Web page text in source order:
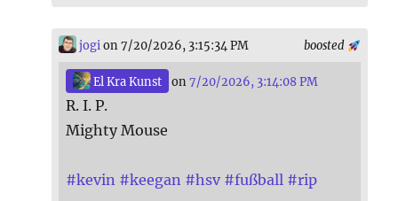
boosted
jogion 7/20/2026, 3:15:34 PM
El Kra Kunst on7/20/2026, 3:14:08 PM
R. I. P.
Mighty Mouse
#kevin #keegan #hsv #fußball #rip